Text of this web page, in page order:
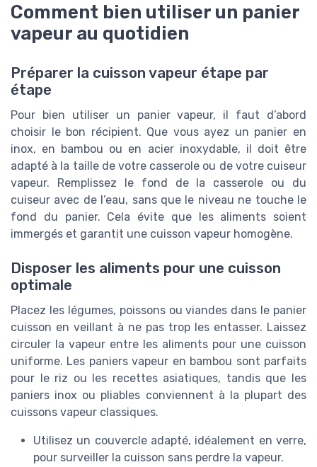
Comment bien utiliser un panier
vapeur au quotidien
Préparer la cuisson vapeur étape par
étape
Pour bien utiliser un panier vapeur, il faut d’abord
choisir le bon récipient. Que vous ayez un panier en
inox, en bambou ou en acier inoxydable, il doit être
adapté à la taille de votre casserole ou de votre cuiseur
vapeur. Remplissez le fond de la casserole ou du
cuiseur avec de l’eau, sans que le niveau ne touche le
fond du panier. Cela évite que les aliments soient
immergés et garantit une cuisson vapeur homogène.
Disposer les aliments pour une cuisson
optimale
Placez les légumes, poissons ou viandes dans le panier
cuisson en veillant à ne pas trop les entasser. Laissez
circuler la vapeur entre les aliments pour une cuisson
uniforme. Les paniers vapeur en bambou sont parfaits
pour le riz ou les recettes asiatiques, tandis que les
paniers inox ou pliables conviennent à la plupart des
cuissons vapeur classiques.
Utilisez un couvercle adapté, idéalement en verre,
pour surveiller la cuisson sans perdre la vapeur.